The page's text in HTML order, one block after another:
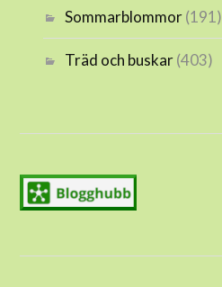
Sommarblommor(191)
Träd och buskar(403)